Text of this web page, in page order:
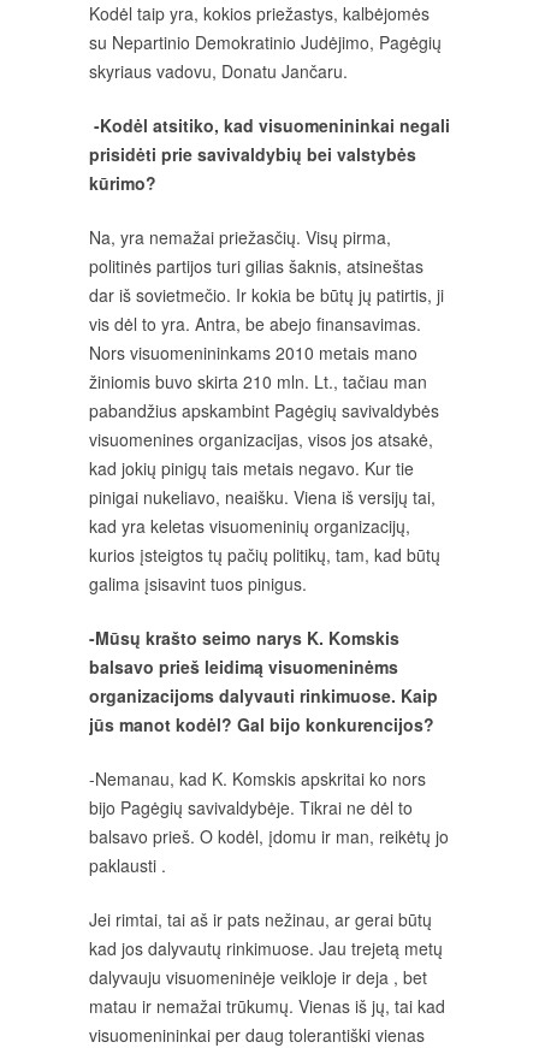
Kodėl taip yra, kokios priežastys, kalbėjomės
su Nepartinio Demokratinio Judėjimo, Pagėgių
skyriaus vadovu, Donatu Jančaru.
-Kodėl atsitiko, kad visuomenininkai negali
prisidėti prie savivaldybių bei valstybės
kūrimo?
Na, yra nemažai priežasčių. Visų pirma,
politinės partijos turi gilias šaknis, atsineštas
dar iš sovietmečio. Ir kokia be būtų jų patirtis, ji
vis dėl to yra. Antra, be abejo finansavimas.
Nors visuomenininkams 2010 metais mano
žiniomis buvo skirta 210 mln. Lt., tačiau man
pabandžius apskambint Pagėgių savivaldybės
visuomenines organizacijas, visos jos atsakė,
kad jokių pinigų tais metais negavo. Kur tie
pinigai nukeliavo, neaišku. Viena iš versijų tai,
kad yra keletas visuomeninių organizacijų,
kurios įsteigtos tų pačių politikų, tam, kad būtų
galima įsisavint tuos pinigus.
-Mūsų krašto seimo narys K. Komskis
balsavo prieš leidimą visuomeninėms
organizacijoms dalyvauti rinkimuose. Kaip
jūs manot kodėl? Gal bijo konkurencijos?
-Nemanau, kad K. Komskis apskritai ko nors
bijo Pagėgių savivaldybėje. Tikrai ne dėl to
balsavo prieš. O kodėl, įdomu ir man, reikėtų jo
paklausti .
Jei rimtai, tai aš ir pats nežinau, ar gerai būtų
kad jos dalyvautų rinkimuose. Jau trejetą metų
dalyvauju visuomeninėje veikloje ir deja , bet
matau ir nemažai trūkumų. Vienas iš jų, tai kad
visuomenininkai per daug tolerantiški vienas